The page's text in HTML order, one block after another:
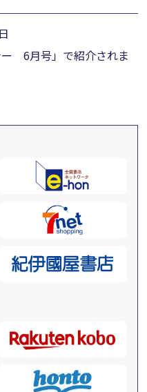
ー 6月号」で紹介されま